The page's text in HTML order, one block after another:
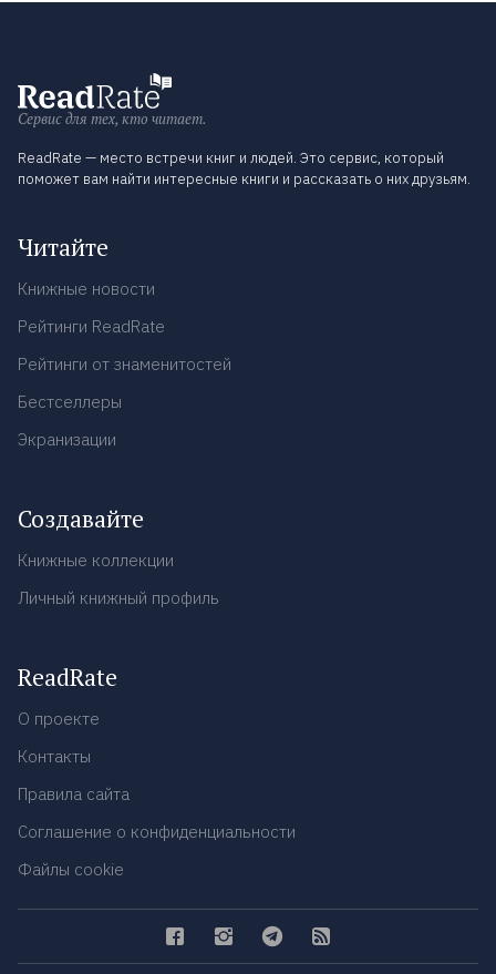
Сервис для тех, кто читает.
ReadRate — место встречи книг и людей. Это сервис, который
поможет вам найти интересные книги и рассказать о них друзьям.
Читайте
Книжные новости
Рейтинги ReadRate
Рейтинги от знаменитостей
Бестселлеры
Экранизации
Создавайте
Книжные коллекции
Личный книжный профиль
ReadRate
О проекте
Контакты
Правила сайта
Соглашение о конфиденциальности
Файлы cookie